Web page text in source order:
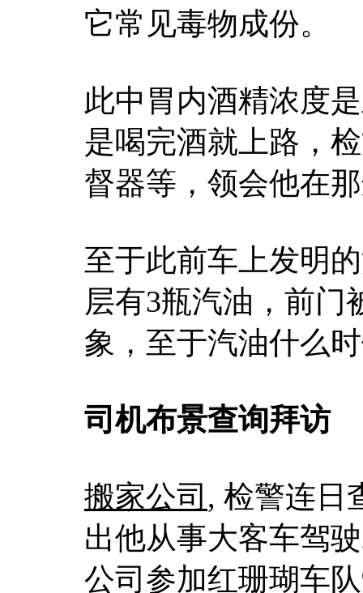
它常见毒物成份。
此中胃内酒精浓度
是喝完酒就上路，
督器等，领会他在
至于此前车上发明
层有3瓶汽油，前门
象，至于汽油什么
司机布景查询拜访
搬家公司 , 检警连日
出他从事大客车驾
公司参加红珊瑚车